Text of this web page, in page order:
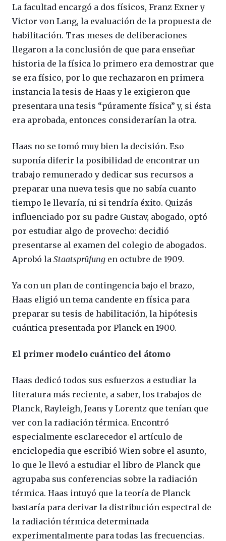
La facultad encargó a dos físicos, Franz Exner y
Victor von Lang, la evaluación de la propuesta de
habilitación. Tras meses de deliberaciones
llegaron a la conclusión de que para enseñar
historia de la física lo primero era demostrar que
se era físico, por lo que rechazaron en primera
instancia la tesis de Haas y le exigieron que
presentara una tesis “púramente física” y, si ésta
era aprobada, entonces considerarían la otra.
Haas no se tomó muy bien la decisión. Eso
suponía diferir la posibilidad de encontrar un
trabajo remunerado y dedicar sus recursos a
preparar una nueva tesis que no sabía cuanto
tiempo le llevaría, ni si tendría éxito. Quizás
influenciado por su padre Gustav, abogado, optó
por estudiar algo de provecho: decidió
presentarse al examen del colegio de abogados.
Aprobó la Staatsprüfung en octubre de 1909.
Ya con un plan de contingencia bajo el brazo,
Haas eligió un tema candente en física para
preparar su tesis de habilitación, la hipótesis
cuántica presentada por Planck en 1900.
El primer modelo cuántico del átomo
Haas dedicó todos sus esfuerzos a estudiar la
literatura más reciente, a saber, los trabajos de
Planck, Rayleigh, Jeans y Lorentz que tenían que
ver con la radiación térmica. Encontró
especialmente esclarecedor el artículo de
enciclopedia que escribió Wien sobre el asunto,
lo que le llevó a estudiar el libro de Planck que
agrupaba sus conferencias sobre la radiación
térmica. Haas intuyó que la teoría de Planck
bastaría para derivar la distribución espectral de
la radiación térmica determinada
experimentalmente para todas las frecuencias.